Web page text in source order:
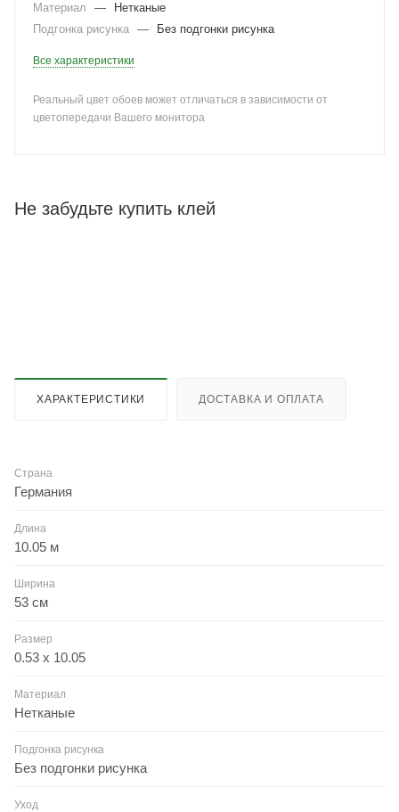
Материал
—
Нетканые
Подгонка рисунка — Без подгонки рисунка
Все характеристики
Реальный цвет обоев может отличаться в зависимости от
цветопередачи Вашего монитора
Не забудьте купить клей
ХАРАКТЕРИСТИКИ ДОСТАВКА И ОПЛАТА
Страна
Германия
Длина
10.05 м
Ширина
53 см
Размер
0.53 x 10.05
Материал
Нетканые
Подгонка рисунка
Без подгонки рисунка
Уход